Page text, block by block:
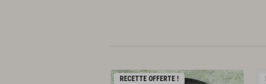
RECETTE OFFERTE !